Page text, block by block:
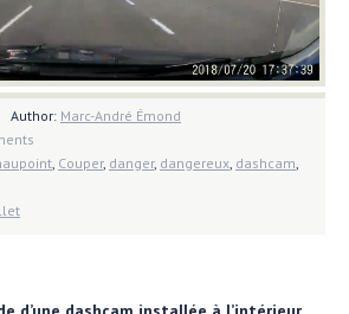
Author: Marc-André Émond
Couper, danger, dangereux dashcam